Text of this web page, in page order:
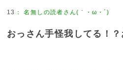
13 ：名無しの読者さん(｀・ω・´)
おっさん手怪我してる！？